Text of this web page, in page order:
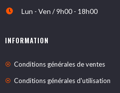
Lun - Ven / 9h00 - 18h00
INFORMATION
Conditions générales de ventes
Conditions générales d'utilisation